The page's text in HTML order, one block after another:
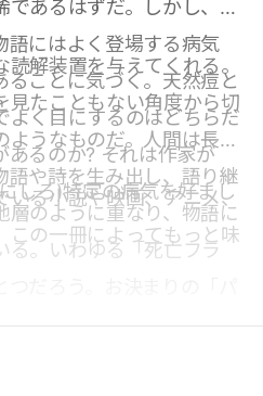
であるはずだ。しかし、よ
語にはよく登場する病気
ることに気づく。天然痘と
よく目にするのはどちらだ
あるのか? それは作家が
しろ)特定の病気を好まし
解装置を与えてくれる。
見たこともない角度から切
ようなものだ。人間は長い
語や詩を生み出し、語り継
層のように重なり、物語に
る。いわゆる「死亡フラ
ころか、それを育んできた
む、新たな物語に奥行き
る小説や映画、アニメ、
の一冊によってもっと味